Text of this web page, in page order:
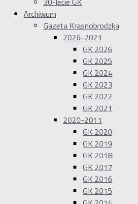
Archiwum
Gazeta Krasnobrodzka
2026-2021
GK 2026
GK 2025
GK 2024
GK 2023
GK 2022
GK 2021
2020-2011
GK 2020
GK 2019
GK 2018
GK 2017
GK 2016
GK 2015